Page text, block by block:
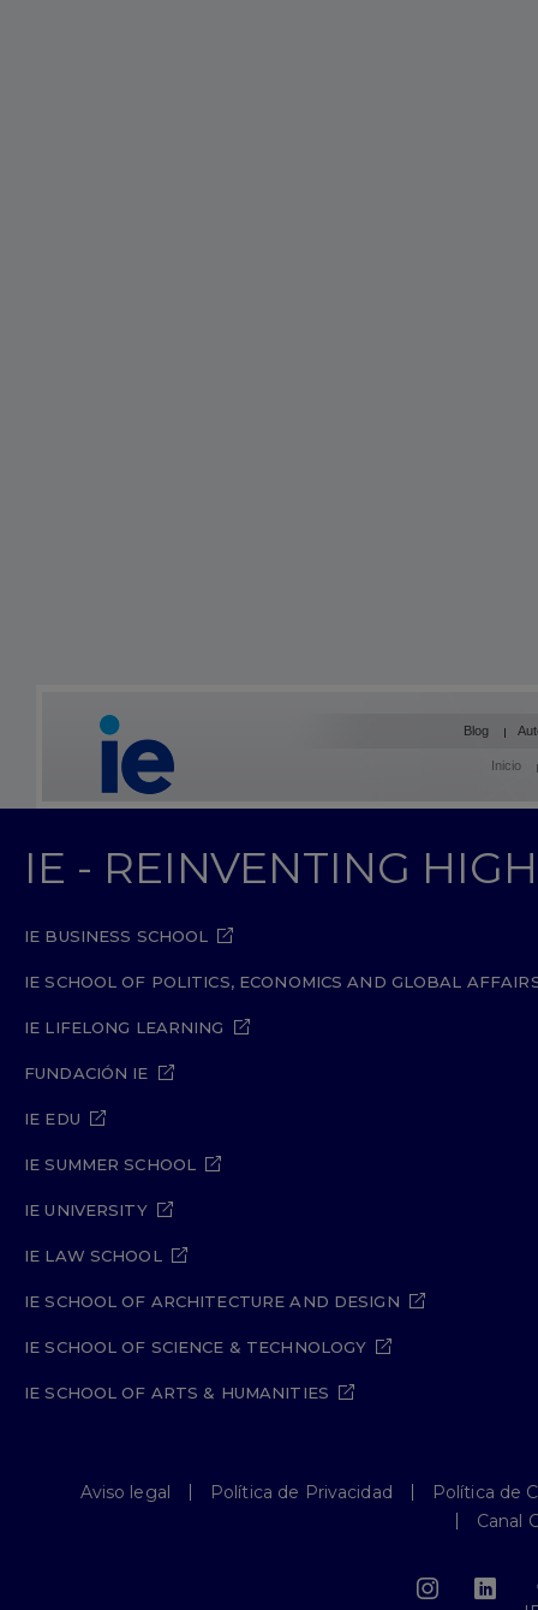
Blog
Inicio
IE - REINVENTING
IE BUSINESS SCHOOL
IE SCHOOL OF POLITICS, ECONOMICS AND GLOBAL
IE LIFELONG LEARNING
FUNDACIÓN IE
IE EDU
IE SUMMER SCHOOL
IE UNIVERSITY
IE LAW SCHOOL
IE SCHOOL OF ARCHITECTURE AND DESIGN
IE SCHOOL OF SCIENCE & TECHNOLOGY
IE SCHOOL OF ARTS & HUMANITIES
Aviso legal Política de Privacidad
Política de
Canal